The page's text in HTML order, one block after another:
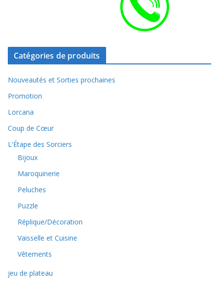
Catégories de produits
Nouveautés et Sorties prochaines
Promotion
Lorcana
Coup de Cœur
L'Étape des Sorciers
Bijoux
Maroquinerie
Peluches
Puzzle
Réplique/Décoration
Vaisselle et Cuisine
Vêtements
jeu de plateau